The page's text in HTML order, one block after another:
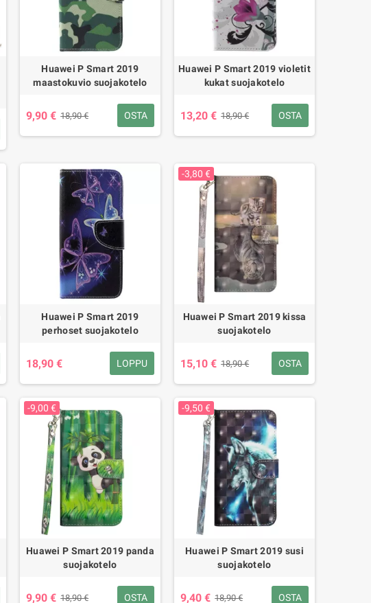
Huawei P Smart 2019
maastokuvio suojakotelo
9,90 € 18,90 € OSTA
Huawei P Smart 2019 violetit
kukat suojakotelo
13,20 € 18,90 € OSTA
Huawei P Smart 2019
perhoset suojakotelo
18,90 € LOPPU
-3,80 €
Huawei P Smart 2019 kissa
suojakotelo
15,10 € 18,90 € OSTA
-9,00 €
Huawei P Smart 2019 panda
suojakotelo
9,90 € 18,90 € OSTA
-9,50 €
Huawei P Smart 2019 susi
suojakotelo
9,40 € 18,90 € OSTA